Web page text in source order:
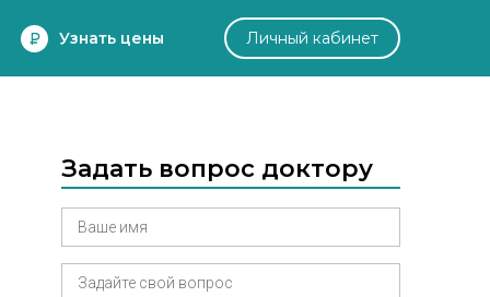
Узнать цены Личный кабинет
Задать вопрос доктору